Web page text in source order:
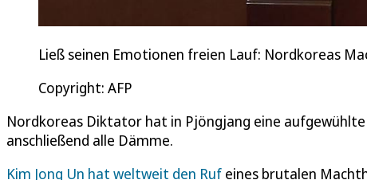
Ließ seinen Emotionen freien Lauf: Nordkoreas
Copyright: AFP
Nordkoreas Diktator hat in Pjöngjang eine
anschließend alle Dämme.
Kim Jong Un hat weltweit den Ruf eines brutalen